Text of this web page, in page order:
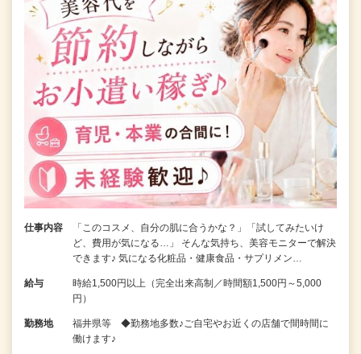
仕事内容
「このコスメ、自分の肌に合うかな？」「試してみたいけ
ど、費用が気になる…」 そんな気持ち、美容モニターで解決
できます♪ 気になる化粧品・健康食品・サプリメン…
給与
時給1,500円以上（完全出来高制／時間額1,500円～5,000
円）
勤務地
福井県等 ◆勤務地多数♪ご自宅やお近くの店舗で間時間に
働けます♪